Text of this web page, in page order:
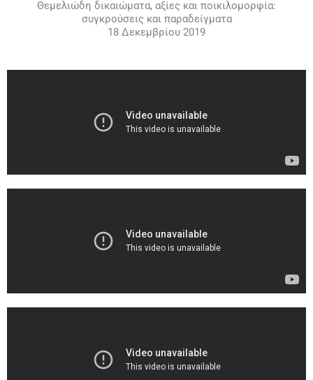
Θεμελιώδη δικαιώματα, αξίες και ποικιλομορφία:
συγκρούσεις και παραδείγματα
18 Δεκεμβρίου 2019